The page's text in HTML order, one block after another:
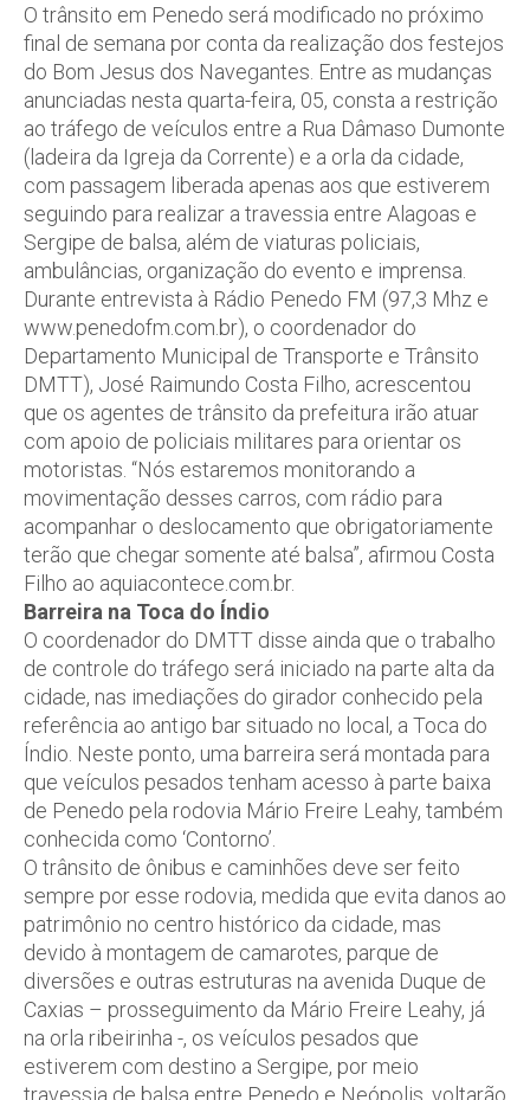
O trânsito em Penedo será modificado no próximo
final de semana por conta da realização dos festejos
do Bom Jesus dos Navegantes. Entre as mudanças
anunciadas nesta quarta-feira, 05, consta a restrição
ao tráfego de veículos entre a Rua Dâmaso Dumonte
(ladeira da Igreja da Corrente) e a orla da cidade,
com passagem liberada apenas aos que estiverem
seguindo para realizar a travessia entre Alagoas e
Sergipe de balsa, além de viaturas policiais,
ambulâncias, organização do evento e imprensa.
Durante entrevista à Rádio Penedo FM (97,3 Mhz e
www.penedofm.com.br), o coordenador do
Departamento Municipal de Transporte e Trânsito
DMTT), José Raimundo Costa Filho, acrescentou
que os agentes de trânsito da prefeitura irão atuar
com apoio de policiais militares para orientar os
motoristas. “Nós estaremos monitorando a
movimentação desses carros, com rádio para
acompanhar o deslocamento que obrigatoriamente
terão que chegar somente até balsa”, afirmou Costa
Filho ao aquiacontece.com.br.
Barreira na Toca do Índio
O coordenador do DMTT disse ainda que o trabalho
de controle do tráfego será iniciado na parte alta da
cidade, nas imediações do girador conhecido pela
referência ao antigo bar situado no local, a Toca do
Índio. Neste ponto, uma barreira será montada para
que veículos pesados tenham acesso à parte baixa
de Penedo pela rodovia Mário Freire Leahy, também
conhecida como ‘Contorno’.
O trânsito de ônibus e caminhões deve ser feito
sempre por esse rodovia, medida que evita danos ao
patrimônio no centro histórico da cidade, mas
devido à montagem de camarotes, parque de
diversões e outras estruturas na avenida Duque de
Caxias – prosseguimento da Mário Freire Leahy, já
na orla ribeirinha -, os veículos pesados que
estiverem com destino a Sergipe, por meio
travessia de balsa entre Penedo e Neópolis, voltarão